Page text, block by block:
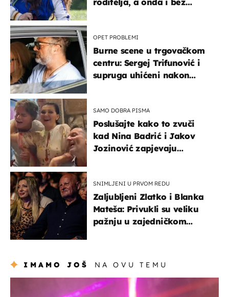
OPET PROBLEMI
Burne scene u trgovačkom
centru: Sergej Trifunović i
supruga uhićeni nakon
SAMO DOBRA PISMA
Poslušajte kako to zvuči
kad Nina Badrić i Jakov
Jozinović zapjevaju
SNIMLJENI U PRVOM REDU
Zaljubljeni Zlatko i Blanka
Mateša: Privukli su veliku
pažnju u zajedničkom
IMAMO JOŠ NA OVU TEMU